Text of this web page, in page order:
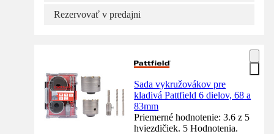
Rezervovať v predajni
Sada vykružovákov pre
kladivá Pattfield 6 dielov, 68 a
83mm
Priemerné hodnotenie: 3.6 z 5
hviezdičiek. 5 Hodnotenia.